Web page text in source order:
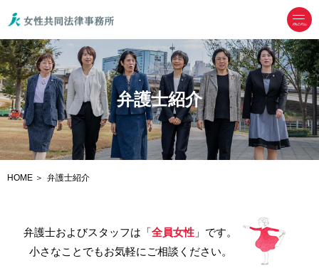
menu
弁護士紹介
HOME 弁護士紹介
弁護士およびスタッフは「全員女性 」です。
小さなことでもお気軽にご相談ください。